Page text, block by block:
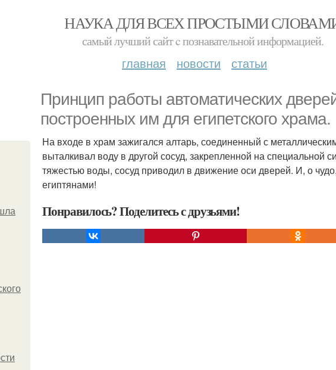
НАУКА ДЛЯ ВСЕХ ПРОСТЫМИ
самый лучший сайт c познавательной информацией.
главная новости статьи
Пpинцип работы автоматических
построенных им для египетского xрама.
На входе в храм зажигался алтарь, соединенный с
выталкивал воду в другой сосуд, закрепленной на специальной
тяжестью воды, сосуд приводил в движение оси дверей. И, о
египтянами!
Понравилось? Поделитесь с друзьями!